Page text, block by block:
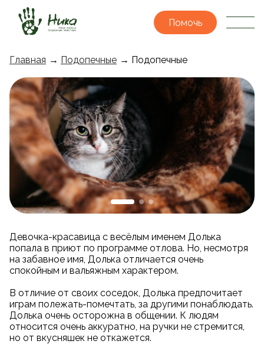
Помочь
Главная → Подопечные → Подопечные
Девочка-красавица с весёлым именем Долька
попала в приют по программе отлова. Но, несмотря
на забавное имя, Долька отличается очень
спокойным и вальяжным характером.
В отличие от своих соседок, Долька предпочитает
играм полежать-помечтать, за другими понаблюдать.
Долька очень осторожна в общении. К людям
относится очень аккуратно, на ручки не стремится,
но от вкусняшек не откажется.